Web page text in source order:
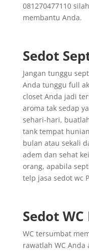
081270477110
membantu Anda.
Sedot
Jangan tunggu
Anda tunggu full
closet Anda jadi
aroma tak sedap
sehari-hari,
tank tempat
bulan atau sekali
adem dan sehat
orang, apabila
telp jasa sedot wc
Sedot
WC tersumbat
rawatlah WC